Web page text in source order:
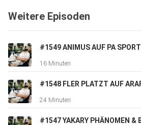
Schweiz: Einfach und entspannt
du
bis zum 20.05.2026 10 % *
*Der Raba gilt nicht auf
ist nicht
Weitere Episoden
16 Minuten
24 Minuten